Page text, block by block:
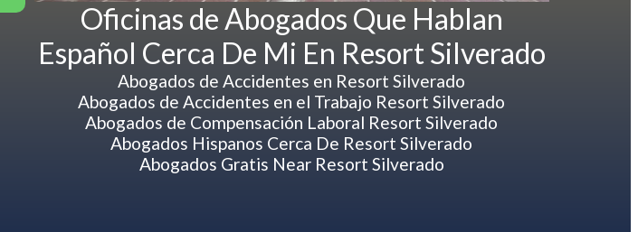
Oficinas de Abogados Que Hablan
Español Cerca De Mi En Resort Silverado
Abogados de Accidentes en Resort Silverado
Abogados de Accidentes en el Trabajo Resort Silverado
Abogados de Compensación Laboral Resort Silverado
Abogados Hispanos Cerca De Resort Silverado
Abogados Gratis Near Resort Silverado